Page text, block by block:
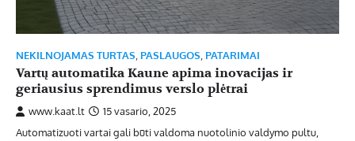
NEKILNOJAMAS TURTAS PASLAUGOS PATARIMAI
Vartų automatika Kaune apima inovacijas ir
geriausius sprendimus verslo plėtrai
www.kaat.lt
15 vasario, 2025
Automatizuoti vartai gali būti valdoma nuotolinio valdymo pultu,